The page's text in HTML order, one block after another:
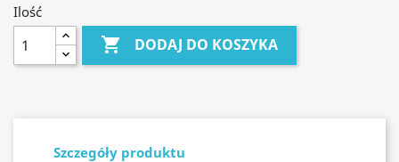
Ilość
 DODAJ DO KOSZYKA
Szczegóły produktu